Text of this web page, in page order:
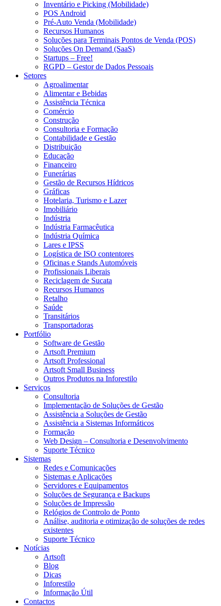
Inventário e Picking (Mobilidade)
POS Android
Pré-Auto Venda (Mobilidade)
Recursos Humanos
Soluções para Terminais Pontos de Venda (POS)
Soluções On Demand (SaaS)
Startups – Free!
RGPD – Gestor de Dados Pessoais
Setores
Agroalimentar
Alimentar e Bebidas
Assistência Técnica
Comércio
Construção
Consultoria e Formação
Contabilidade e Gestão
Distribuição
Educação
Financeiro
Funerárias
Gestão de Recursos Hídricos
Gráficas
Hotelaria, Turismo e Lazer
Imobiliário
Indústria
Indústria Farmacêutica
Indústria Química
Lares e IPSS
Logística de ISO contentores
Oficinas e Stands Automóveis
Profissionais Liberais
Reciclagem de Sucata
Recursos Humanos
Retalho
Saúde
Transitários
Transportadoras
Portfólio
Software de Gestão
Artsoft Premium
Artsoft Professional
Artsoft Small Business
Outros Produtos na Inforestilo
Serviços
Consultoria
Implementação de Soluções de Gestão
Assistência a Soluções de Gestão
Assistência a Sistemas Informáticos
Formação
Web Design – Consultoria e Desenvolvimento
Suporte Técnico
Sistemas
Redes e Comunicações
Sistemas e Aplicações
Servidores e Equipamentos
Soluções de Segurança e Backups
Soluções de Impressão
Relógios de Controlo de Ponto
Análise, auditoria e otimização de soluções de redes
existentes
Suporte Técnico
Notícias
Artsoft
Blog
Dicas
Inforestilo
Informação Útil
Contactos